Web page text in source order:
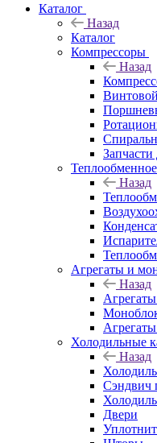
Каталог
Назад
Каталог
Компрессоры
Назад
Запчасти
Назад
Агрегаты и
Назад
Холодильные
Назад
Сэндвич
Двери